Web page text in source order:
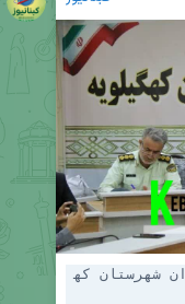
شهرستان که